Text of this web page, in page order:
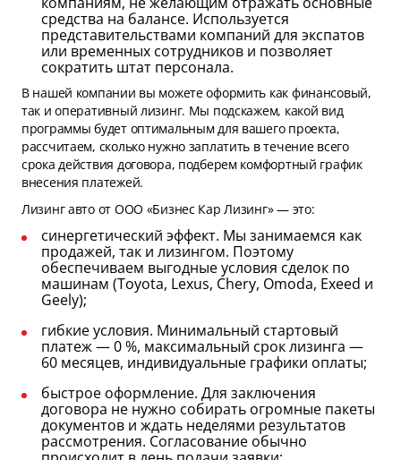
средства на балансе. Используется
представительствами компаний для экспатов
или временных сотрудников и позволяет
сократить штат персонала.
В нашей компании вы можете оформить как финансовый,
так и оперативный лизинг. Мы подскажем, какой вид
программы будет оптимальным для вашего проекта,
рассчитаем, сколько нужно заплатить в течение всего
срока действия договора, подберем комфортный график
внесения платежей.
Лизинг авто от ООО «Бизнес Кар Лизинг» — это:
синергетический эффект. Мы занимаемся как
продажей, так и лизингом. Поэтому
обеспечиваем выгодные условия сделок по
машинам (Toyota, Lexus, Chery, Omoda, Exeed и
Geely);
гибкие условия. Минимальный стартовый
платеж — 0 %, максимальный срок лизинга —
60 месяцев, индивидуальные графики оплаты;
быстрое оформление. Для заключения
договора не нужно собирать огромные пакеты
документов и ждать неделями результатов
рассмотрения. Согласование обычно